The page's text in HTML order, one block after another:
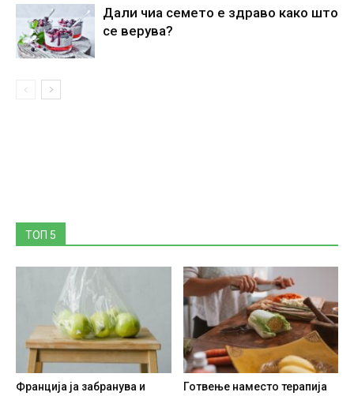
Дали чиа семето е здраво како што
се верува?
ТОП 5
Франција ја забранува и
Готвење наместо терапија